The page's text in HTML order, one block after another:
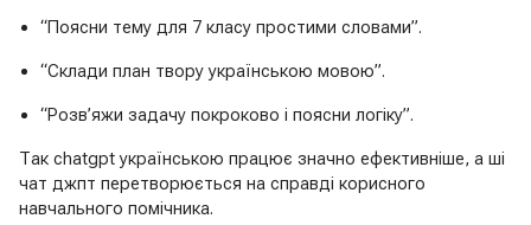
“Поясни тему для 7 класу простими словами”.
“Склади план твору українською мовою”.
“Розв’яжи задачу покроково і поясни логіку”.
Так chatgpt українською працює значно ефективніше, а ші
чат джпт перетворюється на справді корисного
навчального помічника.